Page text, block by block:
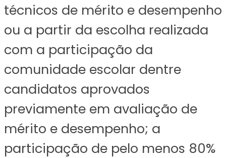
técnicos de mérito e desempenho
ou a partir da escolha realizada
com a participação da
comunidade escolar dentre
candidatos aprovados
previamente em avaliação de
mérito e desempenho; a
participação de pelo menos 80%